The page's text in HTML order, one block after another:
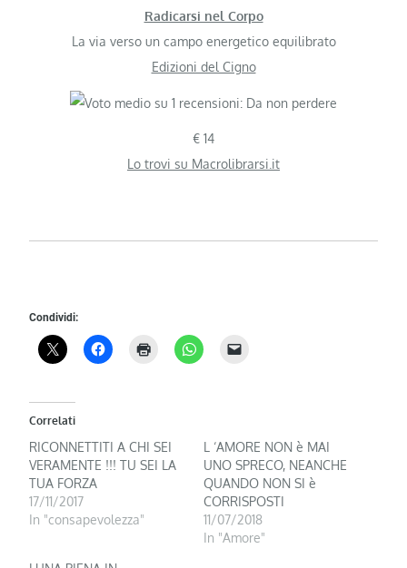
Radicarsi nel Corpo
La via verso un campo energetico equilibrato
Edizioni del Cigno
€ 14
Lo trovi su Macrolibrarsi.it
Condividi:
Correlati
RICONNETTITI A CHI SEI
VERAMENTE !!! TU SEI LA
TUA FORZA
17/11/2017
In "consapevolezza"
L ‘AMORE NON è MAI
UNO SPRECO, NEANCHE
QUANDO NON SI è
CORRISPOSTI
11/07/2018
In "Amore"